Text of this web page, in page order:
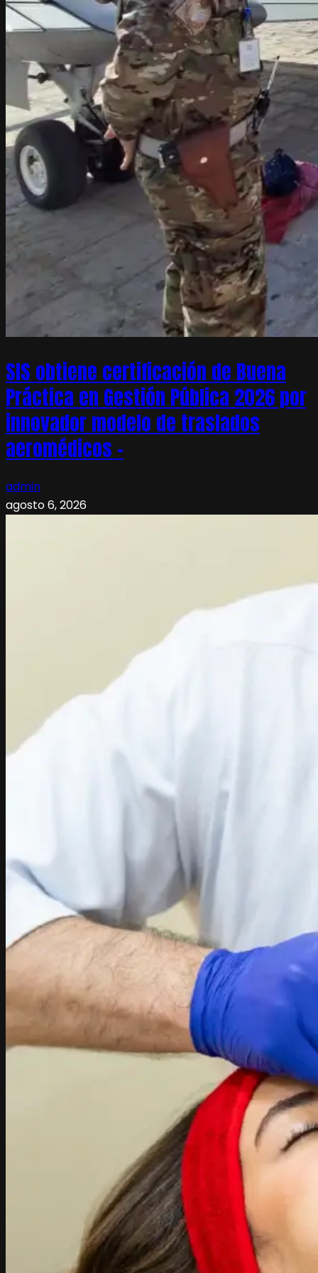
SIS obtiene certificación de Buena
Práctica en Gestión Pública 2026 por
innovador modelo de traslados
aeromédicos –
admin
agosto 6, 2026